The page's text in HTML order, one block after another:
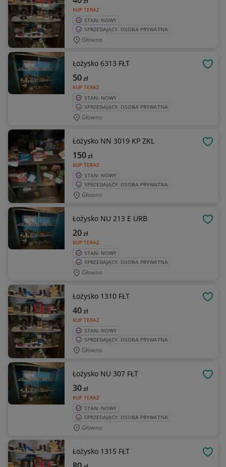
KUP TERAZ
STAN: NOWY
SPRZEDAJĄCY: OSOBA PRYWATNA
Głowno
Łożysko 6313 FŁT
KUP TERAZ
50zł
STAN: NOWY
SPRZEDAJĄCY: OSOBA PRYWATNA
Głowno
Łożysko NN 3019 KP ZKL
KUP TERAZ
150zł
STAN: NOWY
SPRZEDAJĄCY: OSOBA PRYWATNA
Głowno
Łożysko NU 213 E URB
KUP TERAZ
20zł
STAN: NOWY
SPRZEDAJĄCY: OSOBA PRYWATNA
Głowno
Łożysko 1310 FŁT
KUP TERAZ
40zł
STAN: NOWY
SPRZEDAJĄCY: OSOBA PRYWATNA
Głowno
Łożysko NU 307 FŁT
KUP TERAZ
30zł
STAN: NOWY
SPRZEDAJĄCY: OSOBA PRYWATNA
Głowno
Łożysko 1315 FŁT